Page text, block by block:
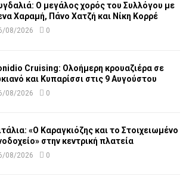
Ο μεγάλος χορός του Συλλόγου με
Χαραμή, Πάνο Χατζή και Νίκη Κορρέ
08/2026 0
Cruising: Ολοήμερη κρουαζιέρα σε
και Κυπαρίσσι στις 9 Αυγούστου
08/2026 0
«Ο Καραγκιόζης και το Στοιχειωμένο
στην κεντρική πλατεία
08/2026 0